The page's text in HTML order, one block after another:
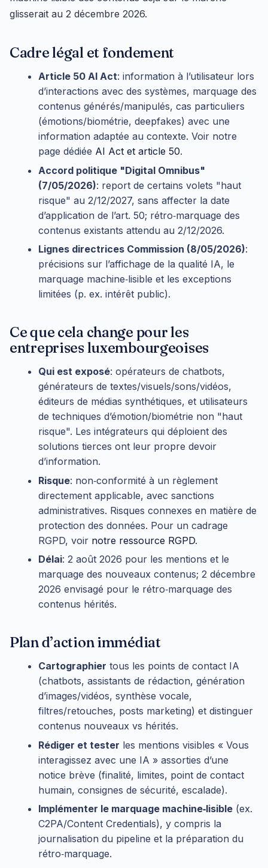
glisserait au 2 décembre 2026.
Cadre légal et fondement
Article 50 AI Act: information à l’utilisateur lors
d’interactions avec des systèmes, marquage des
contenus générés/manipulés, cas particuliers
(émotions/biométrie, deepfakes) avec une
information adaptée au contexte. Voir notre
page dédiée AI Act et article 50.
Accord politique "Digital Omnibus"
(7/05/2026): report de certains volets "haut
risque" au 2/12/2027, sans affecter la date
d’application de l’art. 50; rétro‑marquage des
contenus existants attendu au 2/12/2026.
Lignes directrices Commission (8/05/2026):
précisions sur l’affichage de la qualité IA, le
marquage machine‑lisible et les exceptions
limitées (p. ex. intérêt public).
Ce que cela change pour les
entreprises luxembourgeoises
Qui est exposé: opérateurs de chatbots,
générateurs de textes/visuels/sons/vidéos,
éditeurs de médias synthétiques, et utilisateurs
de techniques d’émotion/biométrie non "haut
risque". Les intégrateurs qui déploient des
solutions tierces ont leur propre devoir
d’information.
Risque: non‑conformité à un règlement
directement applicable, avec sanctions
administratives. Risques connexes en matière de
protection des données. Pour un cadrage
RGPD, voir notre ressource RGPD.
Délai: 2 août 2026 pour les mentions et le
marquage des nouveaux contenus; 2 décembre
2026 envisagé pour le rétro‑marquage des
contenus hérités.
Plan d’action immédiat
Cartographier tous les points de contact IA
(chatbots, assistants de rédaction, génération
d’images/vidéos, synthèse vocale,
filtres/retouches, posts marketing) et distinguer
contenus nouveaux vs hérités.
Rédiger et tester les mentions visibles « Vous
interagissez avec une IA » assorties d’une
notice brève (finalité, limites, point de contact
humain, consignes de sécurité, escalade).
Implémenter le marquage machine‑lisible (ex.
C2PA/Content Credentials), y compris la
journalisation du pipeline et la préparation du
rétro‑marquage.